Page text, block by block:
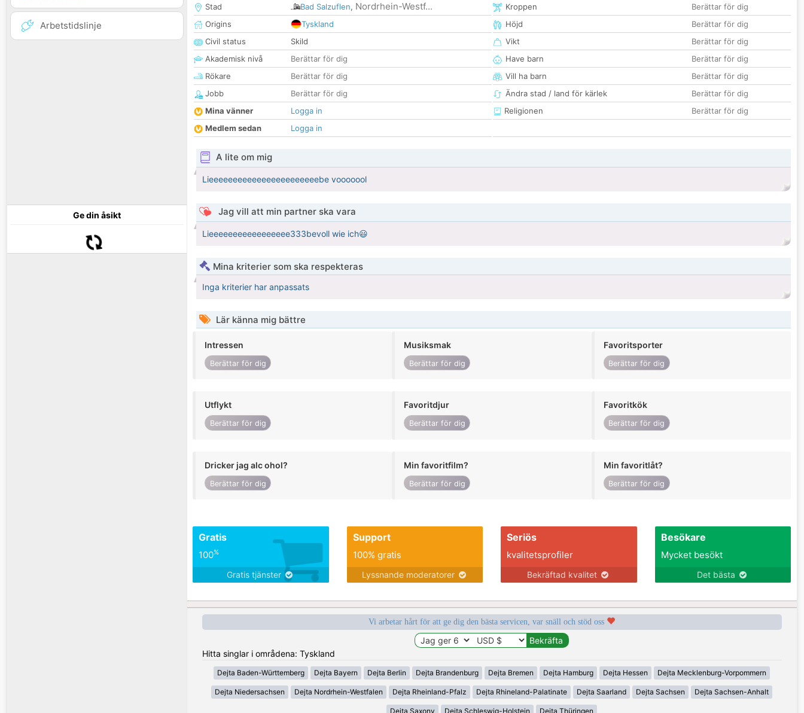
Arbetstidslinje
Ge din åsikt
Stad
Bad Salzuflen, Nordrhein-Westf...
Origins
Tyskland
Civil status
Skild
Akademisk nivå
Berättar för dig
Rökare
Berättar för dig
Jobb
Berättar för dig
Mina vänner
Logga in
Medlem sedan
Logga in
Kroppen
Berättar för dig
Höjd
Berättar för dig
Vikt
Berättar för dig
Have barn
Berättar för dig
Vill ha barn
Berättar för dig
Ändra stad / land för kärlek
Berättar för dig
Religionen
Berättar för dig
A lite om mig
Lieeeeeeeeeeeeeeeeeeeeeeebe vooooool
Jag vill att min partner ska vara
Lieeeeeeeeeeeeeeeee333bevoll wie ich😃
Mina kriterier som ska respekteras
Inga kriterier har anpassats
Lär känna mig bättre
Intressen
Berättar för dig
Musiksmak
Berättar för dig
Favoritsporter
Berättar för dig
Utflykt
Berättar för dig
Favoritdjur
Berättar för dig
Favoritkök
Berättar för dig
Dricker jag alc ohol?
Berättar för dig
Min favoritfilm?
Berättar för dig
Min favoritlåt?
Berättar för dig
Gratis
100%
Gratis tjänster
Support
100% gratis
Lyssnande moderatorer
Seriös
kvalitetsprofiler
Bekräftad kvalitet
Besökare
Mycket besökt
Det bästa
Vi arbetar hårt för att ge dig den bästa servicen, var snäll och stöd oss
Hitta singlar i områdena: Tyskland
Dejta Baden-Württemberg Dejta Bayern Dejta Berlin Dejta Brandenburg Dejta Bremen Dejta Hamburg Dejta Hessen Dejta Mecklenburg-Vorpommern
Dejta Niedersachsen Dejta Nordrhein-Westfalen Dejta Rheinland-Pfalz Dejta Rhineland-Palatinate Dejta Saarland Dejta Sachsen Dejta Sachsen-Anhalt
Dejta Saxony Dejta Schleswig-Holstein Dejta Thüringen